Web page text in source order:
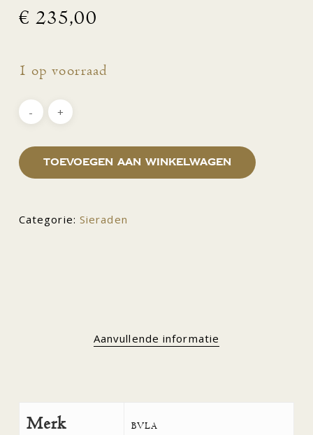
€ 235,00
1 op voorraad
Toevoegen aan winkelwagen
Categorie: Sieraden
Aanvullende informatie
Merk BVLA